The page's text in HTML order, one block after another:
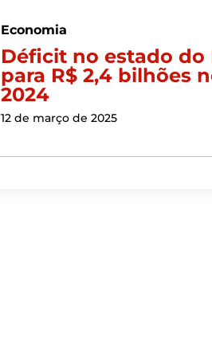
Economia
Déficit no estado do
para R$ 2,4 bilhões
2024
12 de março de 2025